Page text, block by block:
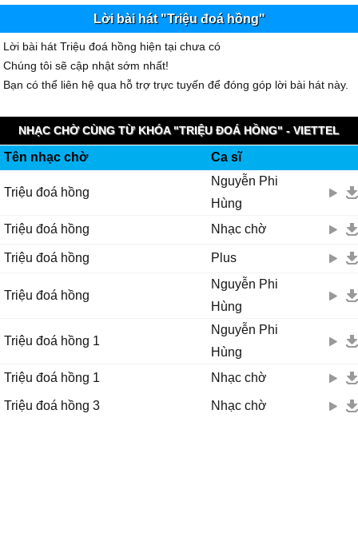
Lời bài hát "Triệu đoá hồng"
Lời bài hát Triệu đoá hồng hiện tại chưa có
Chúng tôi sẽ cập nhật sớm nhất!
Bạn có thể liên hệ qua hỗ trợ trực tuyến để đóng góp lời bài hát này.
NHẠC CHỜ CÙNG TỪ KHÓA "TRIỆU ĐOÁ HỒNG" - VIETTEL
Tên nhạc chờ Ca sĩ
Triệu đoá hồng
Nguyễn Phi
Hùng
Triệu đoá hồng
Nhạc chờ
Triệu đoá hồng Plus
Triệu đoá hồng
Nguyễn Phi
Hùng
Triệu đoá hồng 1
Nguyễn Phi
Hùng
Triệu đoá hồng 1
Nhạc chờ
Triệu đoá hồng 3 Nhạc chờ